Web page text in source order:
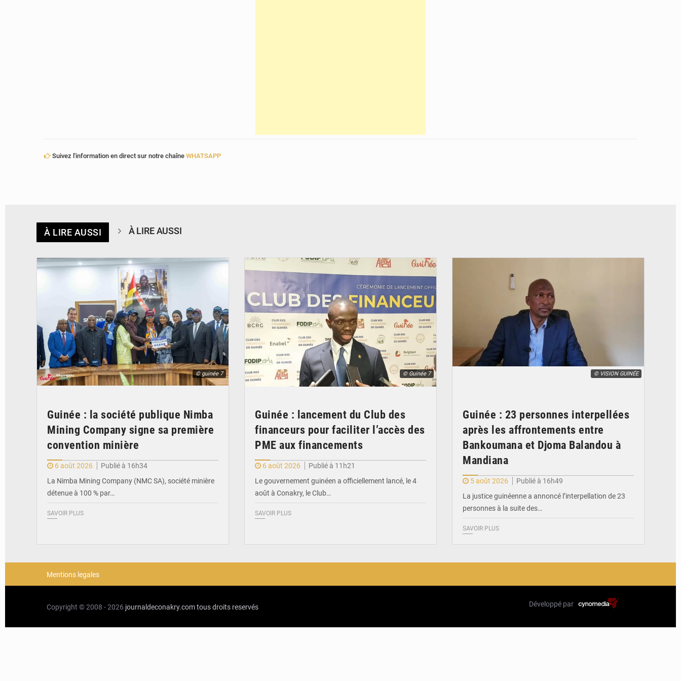
Suivez l'information en direct sur notre chaîne WHATSAPP
À LIRE AUSSI À LIRE AUSSI
© guinée 7
Guinée : la société publique Nimba
Mining Company signe sa première
convention minière
6 août 2026
Publié à 16h34
La Nimba Mining Company (NMC SA), société minière
détenue à 100 % par…
SAVOIR PLUS
© Guinée 7
Guinée : lancement du Club des
financeurs pour faciliter l’accès des
PME aux financements
6 août 2026
Publié à 11h21
Le gouvernement guinéen a officiellement lancé, le 4
août à Conakry, le Club…
SAVOIR PLUS
© VISION GUINÉE
Guinée : 23 personnes interpellées
après les affrontements entre
Bankoumana et Djoma Balandou à
Mandiana
5 août 2026
Publié à 16h49
La justice guinéenne a annoncé l’interpellation de 23
personnes à la suite des…
SAVOIR PLUS
Mentions legales
Copyright © 2008 - 2026 journaldeconakry.comtous droits reservés Développé par